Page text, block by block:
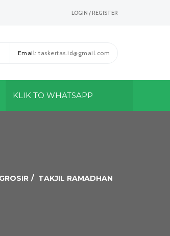
LOGIN / REGISTER
Email: taskertas.id@gmail.com
KLIK TO WHATSAPP
TAKJIL RAMADHAN